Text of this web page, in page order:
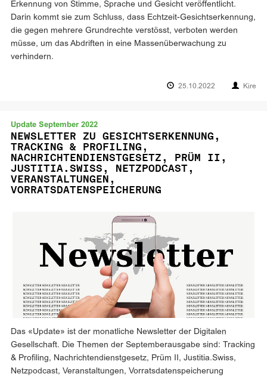
Erkennung von Stimme, Sprache und Gesicht veröffentlicht.
Darin kommt sie zum Schluss, dass Echtzeit-Gesichtserkennung,
die gegen mehrere Grundrechte verstösst, verboten werden
müsse, um das Abdriften in eine Massenüberwachung zu
verhindern.
25.10.2022 Kire
Update September 2022
NEWSLETTER ZU GESICHTSERKENNUNG,
TRACKING & PROFILING,
NACHRICHTENDIENSTGESETZ, PRÜM II,
JUSTITIA.SWISS, NETZPODCAST,
VERANSTALTUNGEN,
VORRATSDATENSPEICHERUNG
Das «Update» ist der monatliche Newsletter der Digitalen
Gesellschaft. Die Themen der Septemberausgabe sind: Tracking
& Profiling, Nachrichtendienstgesetz, Prüm II, Justitia.Swiss,
Netzpodcast, Veranstaltungen, Vorratsdatenspeicherung